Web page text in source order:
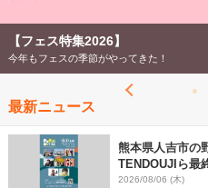
【フェス特集2026】
今年もフェスの季節がやってきた！
最新ニュース
熊本県人吉市の
TENDOUJIら最
支援プロジェク
2026/08/06 (木)